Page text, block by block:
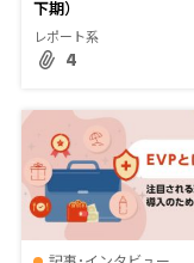
下期）
レポート系
4